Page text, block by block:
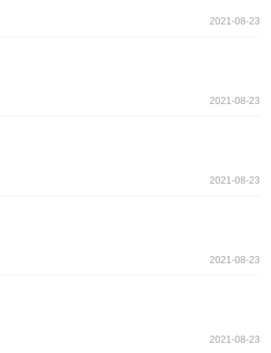
2021-08-23
2021-08-23
2021-08-23
2021-08-23
2021-08-23